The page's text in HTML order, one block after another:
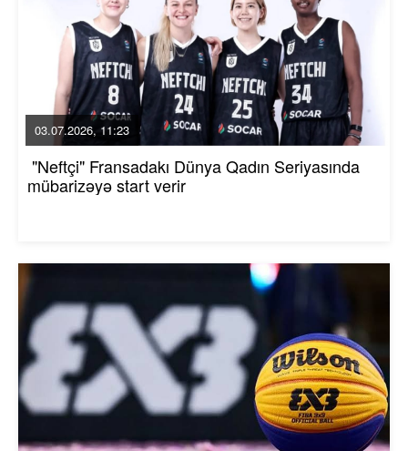
03.07.2026, 11:23
"Neftçi" Fransadakı Dünya Qadın Seriyasında
mübarizəyə start verir